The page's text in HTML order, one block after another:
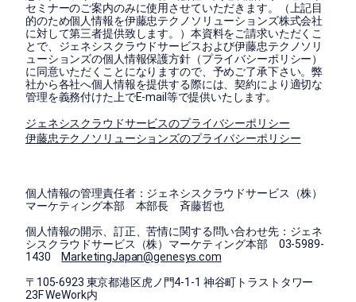
セミナーのご案内のみに使用させていただきます。（上記目
的のため個人情報を伊藤忠テクノソリューションズ株式会社
に対して第三者提供致します。）本資料をご請求いただくこ
とで、ジェネシスクラウドサービスおよび伊藤忠テクノソリ
ューションズの個人情報保護方針（プライバシーポリシー）
に同意いただくことになりますので、予めご了承下さい。弊
社から各社へ個人情報を提供する際には、契約により適切な
管理を義務付けた上でE-mail等で提供いたします。
ジェネシスクラウドサービスのプライバシーポリシー
伊藤忠テクノソリューションズのプライバシーポリシー
個人情報の管理責任者：ジェネシスクラウドサービス（株）
マーケティング本部 本部長 斉藤哲也
個人情報の開示、訂正、苦情に関する問い合わせ先：ジェネ
シスクラウドサービス（株）マーケティング本部 03-5989-
1430
MarketingJapan@genesys.com
〒105-6923 東京都港区虎ノ門4-1-1 神谷町トラストタワー
23F WeWork内